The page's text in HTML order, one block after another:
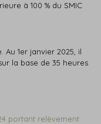
à 100 % du SMIC
1er janvier 2025, il
la base de 35 heures
portant relèvement